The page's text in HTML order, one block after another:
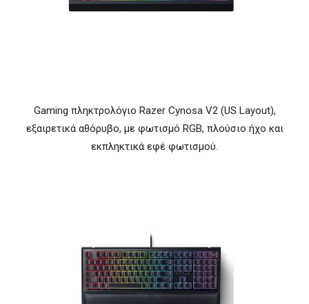
Gaming πληκτρολόγιο Razer Cynosa V2 (US Layout),
εξαιρετικά αθόρυβο, με φωτισμό RGB, πλούσιο ήχο και
εκπληκτικά εφέ φωτισμού.